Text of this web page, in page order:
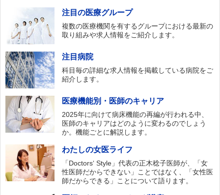
注目の医療グループ
複数の医療機関を有するグループにおける最新の
取り組みや求人情報をご紹介します。
注目病院
科目毎の詳細な求人情報を掲載している病院をご
紹介します。
医療機能別・医師のキャリア
2025年に向けて病床機能の再編が行われる中、
医師のキャリアはどのように変わるのでしょう
か。機能ごとに解説します。
わたしの女医ライフ
「Doctors‘ Style」代表の正木稔子医師が、「女
性医師だからできない」ことではなく、「女性医
師だからできる」ことについて語ります。